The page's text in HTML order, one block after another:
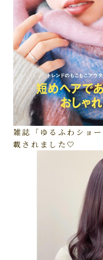
雑誌「ゆるふわショ
載されました🤍